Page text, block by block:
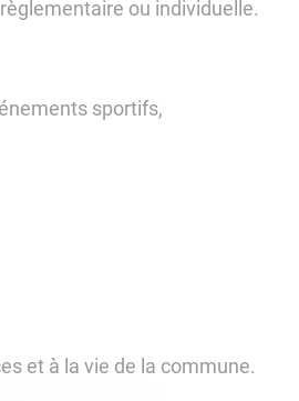
ou individuelle.
sportifs,
et à la vie de la commune.